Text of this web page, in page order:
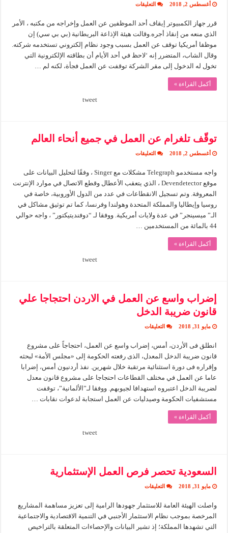
أغسطس 2, 2018 التعليقاتعلى
يطرد
الموظفين
من
العمل
ويحرمه
من
راتبه
قرر جهاز الكمبيوتر إيقاف أحد الموظفين عن العمل وإخراجه من مكتبه ، الأمر
الذي منعه من إنقاذ أجره.وقالت هيئة الإذاعة البريطانية (بي بي سي) إن
موظفا أمريكيا توقف عن العمل بسبب وجود نظام إلكتروني تستخدمه شركته.
وقال الشاب، المتضرر إنه ‘لاحظ في أحد الأيام أن بطاقته الإلكترونية التي
تخول له الدخول إلى مقر الشركة توقفت عن العمل فجأة، لكنه لم …
أكمل القراءة »
tweet
توقّف تلغرام عن العمل في جميع أنحاء العالم
أغسطس 2, 2018 التعليقاتعلى
عن
في
جميع
العالم
مغلقة
واجه مستخدمو Telegraph مشكلات مع Singer ، وفقًا لتحليل البيانات على
موقع Devendetector ، الذي يتعقب الأعطال وقطع الاتصال في موارد الإنترنت
المعروفة. وتم تسجيل الانقطاعات في عدد من الدول الأوروبية، خاصة في
روسيا وإيطاليا والمملكة المتحدة وهولندا وفرنسا، كما تم توثيق مشاكل في
الـ” ميسينجر” في عدة ولايات أمريكية. ووفقا لـ “دوفنديتيكتور” ، واجه حوالي
44 بالمائة من المستخدمين …
أكمل القراءة »
tweet
إضراب واسع عن العمل في الاردن احتجاجا علي
قانون ضريبة الدخل
مايو 31, 2018 التعليقاتعلى
عن
العمل
في
الاردن
احتجاجا
علي
قانون
ضريبة
الدخل
انطلق فى الأردن، أمس، إضراب واسع عن العمل، احتجاجاً على مشروع
قانون ضريبة الدخل المعدل، الذى رفعته الحكومة إلى «مجلس الأمة» لبحثه
وإقراره فى دورة استثنائية مرتقبة خلال شهرين. نفذ أردنيون أمس، إضرابا
عاما عن العمل في مختلف القطاعات احتجاجا على مشروع قانون معدل
لضريبة الدخل اعتبروه استهدافا لجيوبهم. ووفقا لـ”الألمانية”، توقفت
مستشفيات الحكومة وصيدليات عن العمل استجابة لدعوات نقابات …
أكمل القراءة »
tweet
السعودية تحصر فرص العمل الإستثمارية
مايو 31, 2018 التعليقاتعلى
فرص
العمل
الإستثمارية
مغلقة
واصلت الهيئة العامة للاستثمار جهودها الرامية إلى تعزيز مساهمة المشاريع
المرخصة بموجب نظام الاستثمار الأجنبي في التنمية الاقتصادية والاجتماعية
التي تشهدها المملكة؛ إذ تشير البيانات والإحصاءات المتعلقة بالتراخيص